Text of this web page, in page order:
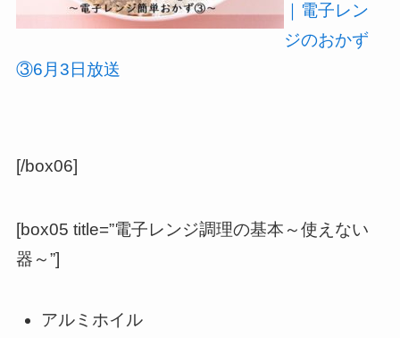
｜電子レン
ジのおかず
③6月3日放送
[/box06]
[box05 title=”電子レンジ調理の基本～使えない
器～”]
アルミホイル